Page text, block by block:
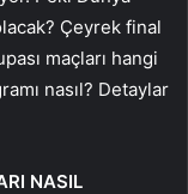
Çeyrek final
maçları hangi
nasıl? Detaylar
NASIL